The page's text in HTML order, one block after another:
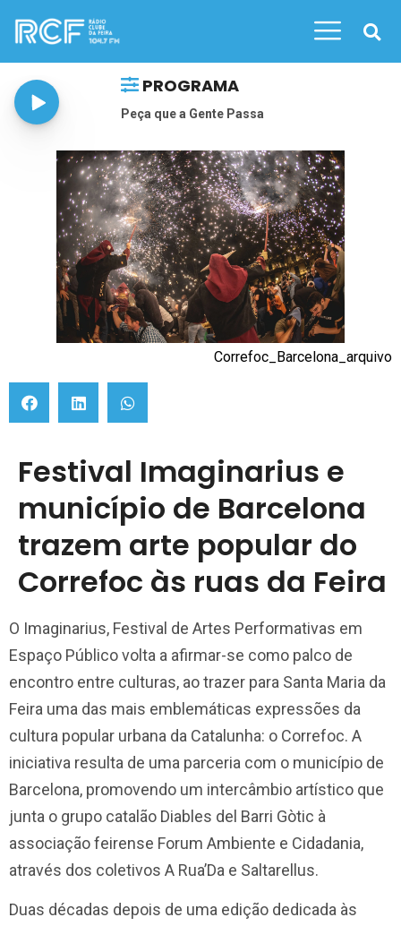
PROGRAMA
Peça que a Gente Passa
Correfoc_Barcelona_arquivo
Festival Imaginarius e
município de Barcelona
trazem arte popular do
Correfoc às ruas da Feira
O Imaginarius, Festival de Artes Performativas em
Espaço Público volta a afirmar-se como palco de
encontro entre culturas, ao trazer para Santa Maria da
Feira uma das mais emblemáticas expressões da
cultura popular urbana da Catalunha: o Correfoc. A
iniciativa resulta de uma parceria com o município de
Barcelona, promovendo um intercâmbio artístico que
junta o grupo catalão Diables del Barri Gòtic à
associação feirense Forum Ambiente e Cidadania,
através dos coletivos A Rua’Da e Saltarellus.
Duas décadas depois de uma edição dedicada às